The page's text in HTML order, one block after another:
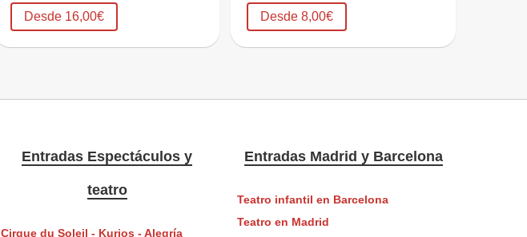
Desde 16,00€ Desde 8,00€
Entradas Espectáculos y
teatro
Cirque du Soleil - Kurios - Alegría
Entradas Madrid y Barcelona
Teatro infantil en Barcelona
Teatro en Madrid